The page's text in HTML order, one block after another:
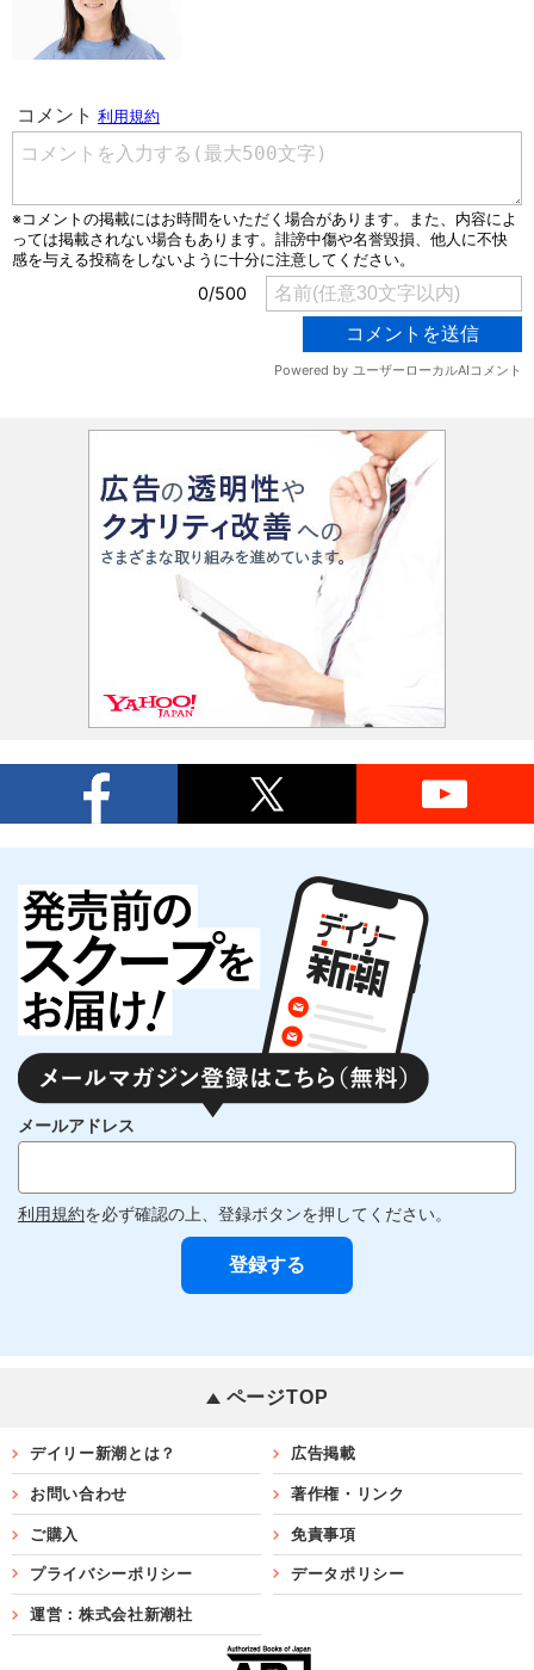
メールアドレス
利用規約を必ず確認の上、登録ボタンを押してください。
ページTOP
デイリー新潮とは？ 広告掲載
お問い合わせ 著作権・リンク
ご購入 免責事項
プライバシーポリシー データポリシー
運営：株式会社新潮社